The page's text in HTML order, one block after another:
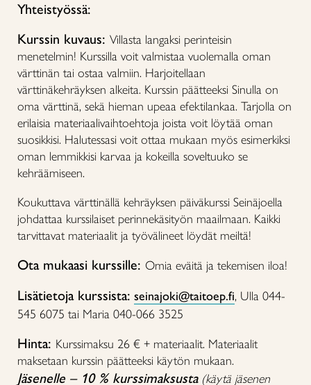
Yhteistyössä:
Kurssin kuvaus: Villasta langaksi perinteisin
menetelmin! Kurssilla voit valmistaa vuolemalla oman
värttinän tai ostaa valmiin. Harjoitellaan
värttinäkehräyksen alkeita. Kurssin päätteeksi Sinulla on
oma värttinä, sekä hieman upeaa efektilankaa. Tarjolla on
erilaisia materiaalivaihtoehtoja joista voit löytää oman
suosikkisi. Halutessasi voit ottaa mukaan myös esimerkiksi
oman lemmikkisi karvaa ja kokeilla soveltuuko se
kehräämiseen.
Koukuttava värttinällä kehräyksen päiväkurssi Seinäjoella
johdattaa kurssilaiset perinnekäsityön maailmaan. Kaikki
tarvittavat materiaalit ja työvälineet löydät meiltä!
Ota mukaasi kurssille: Omia eväitä ja tekemisen iloa!
Lisätietoja kurssista: seinajoki@taitoep.fi, Ulla 044-
545 6075 tai Maria 040-066 3525
Hinta: Kurssimaksu 26 € + materiaalit. Materiaalit
maksetaan kurssin päätteeksi käytön mukaan.
Jäsenelle– 10 % kurssimaksusta (käytä jäsenen